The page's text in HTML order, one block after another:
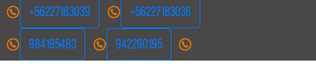
+56227183039 +56227183036
984195483 942290195